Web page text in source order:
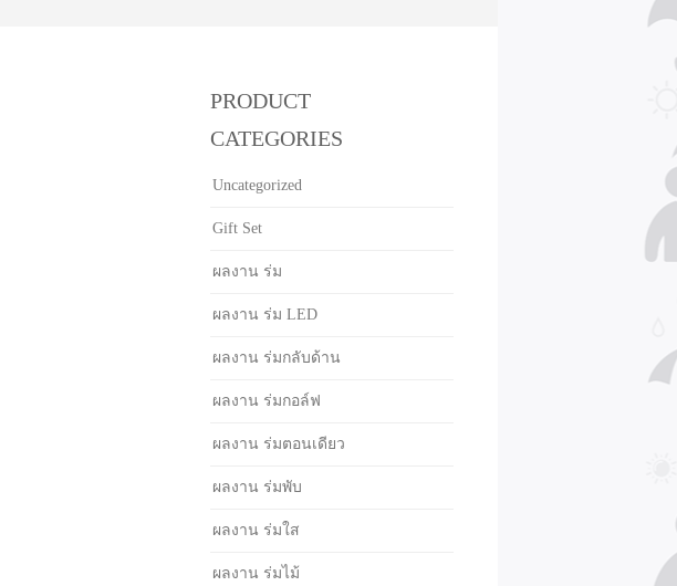
PRODUCT
CATEGORIES
Uncategorized
Gift Set
ผลงาน ร่ม
ผลงาน ร่ม LED
ผลงาน ร่มกลับด้าน
ผลงาน ร่มกอล์ฟ
ผลงาน ร่มตอนเดียว
ผลงาน ร่มพับ
ผลงาน ร่มใส
ผลงาน ร่มไม้